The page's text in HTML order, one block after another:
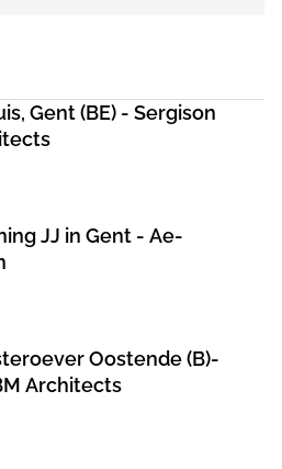
Gent (BE) - Sergison
JJ in Gent - Ae-
Oostende (B)-
Architects